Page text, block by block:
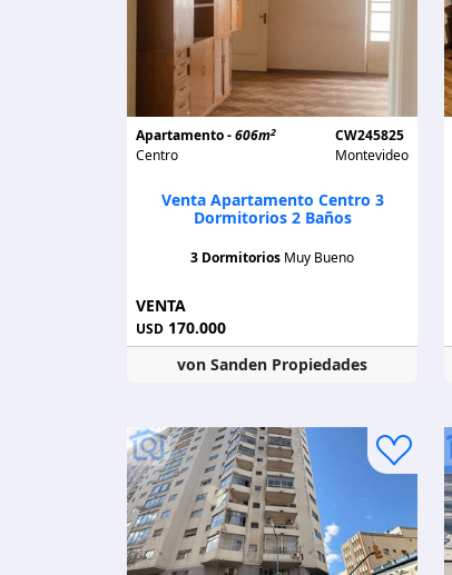
Apartamento -606m2
Centro
CW245825
Montevideo
Venta Apartamento Centro 3
Dormitorios 2 Baños
3 Dormitorios Muy Bueno
VENTA
USD 170.000
von Sanden Propiedades